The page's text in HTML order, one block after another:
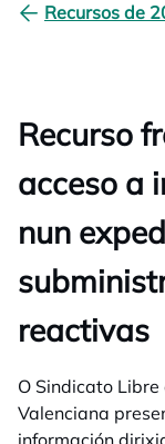
Recursos de
Recurso
acceso a
nun
reactivas
O Sindicato
Valenciana
información